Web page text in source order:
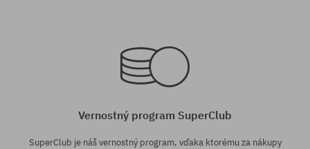
Vernostný program SuperClub
SuperClub je náš vernostný program, vďaka ktorému za nákupy